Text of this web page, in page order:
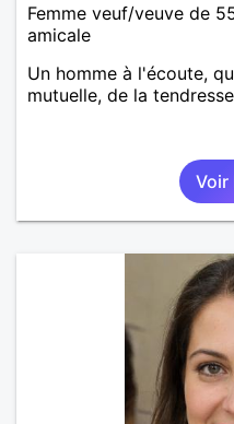
Femme veuf/veuve de
amicale
Un homme à l'écoute,
mutuelle, de la
Voir